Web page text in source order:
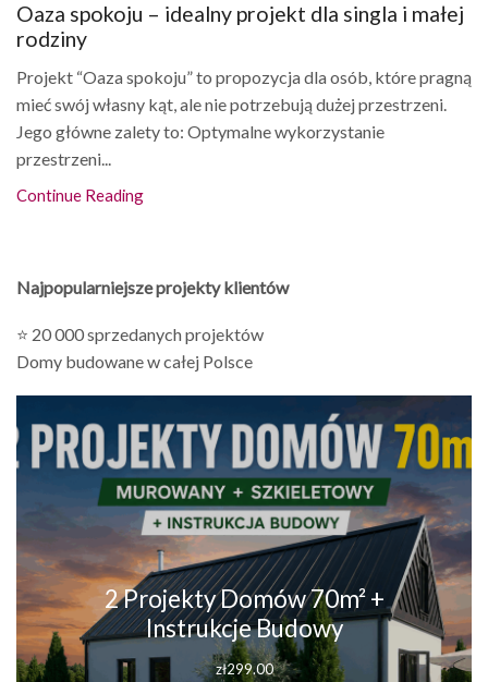
Oaza spokoju – idealny projekt dla singla i małej
rodziny
Projekt “Oaza spokoju” to propozycja dla osób, które pragną
mieć swój własny kąt, ale nie potrzebują dużej przestrzeni.
Jego główne zalety to: Optymalne wykorzystanie
przestrzeni...
Continue Reading
Najpopularniejsze projekty klientów
⭐ 20 000 sprzedanych projektów
Domy budowane w całej Polsce
2 Projekty Domów 70m² +
Instrukcje Budowy
zł299.00